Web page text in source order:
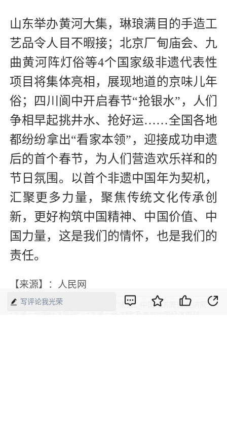
山东举办黄河大集，琳琅满目的手造工
艺品令人目不暇接；北京厂甸庙会、九
曲黄河阵灯俗等4个国家级非遗代表性
项目将集体亮相，展现地道的京味儿年
俗；四川阆中开启春节“抢银水”，人们
争相早起挑井水、抢好运……全国各地
都纷纷拿出“看家本领”，迎接成功申遗
后的首个春节，为人们营造欢乐祥和的
节日氛围。以首个非遗中国年为契机，
汇聚更多力量，聚焦传统文化传承创
新，更好构筑中国精神、中国价值、中
国力量，这是我们的情怀，也是我们的
责任。
【来源】：人民网
版权声明：本网所有内容，凡注明“来源：中国经济周刊-经济网”、
写评论我光荣